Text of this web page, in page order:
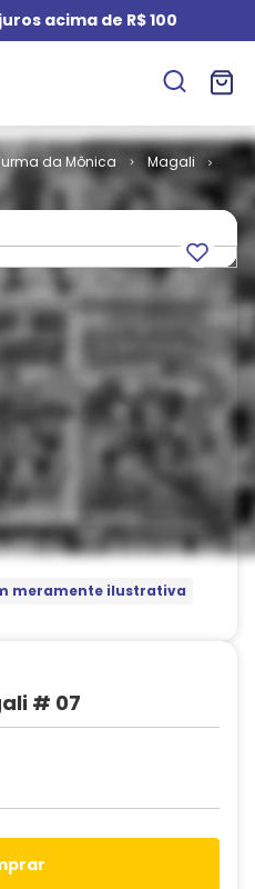
acima de R$ 100
da Mônica
Magali
meramente ilustrativa
# 07